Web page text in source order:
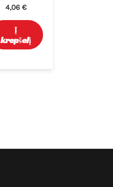
4,06€
Į
krepšelį